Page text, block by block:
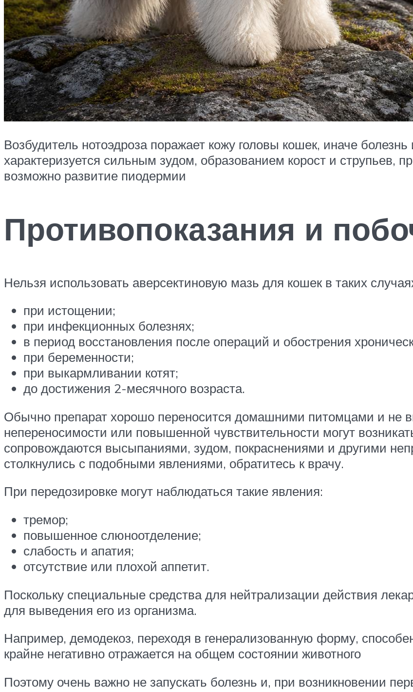
Возбудитель нотоэдроза поражает кожу головы кошек, иначе болезнь
характеризуется сильным зудом, образованием корост и струпьев,
возможно развитие пиодермии
Противопоказания и
Нельзя использовать аверсектиновую мазь для кошек в таких
при истощении;
при инфекционных болезнях;
в период восстановления после операций и обострения
при беременности;
при выкармливании котят;
до достижения 2-месячного возраста.
Обычно препарат хорошо переносится домашними питомцами и не
непереносимости или повышенной чувствительности могут
сопровождаются высыпаниями, зудом, покраснениями и другими
столкнулись с подобными явлениями, обратитесь к врачу.
При передозировке могут наблюдаться такие явления:
тремор;
повышенное слюноотделение;
слабость и апатия;
отсутствие или плохой аппетит.
Поскольку специальные средства для нейтрализации действия
для выведения его из организма.
Например, демодекоз, переходя в генерализованную форму,
крайне негативно отражается на общем состоянии животного
Поэтому очень важно не запускать болезнь и, при возникновении